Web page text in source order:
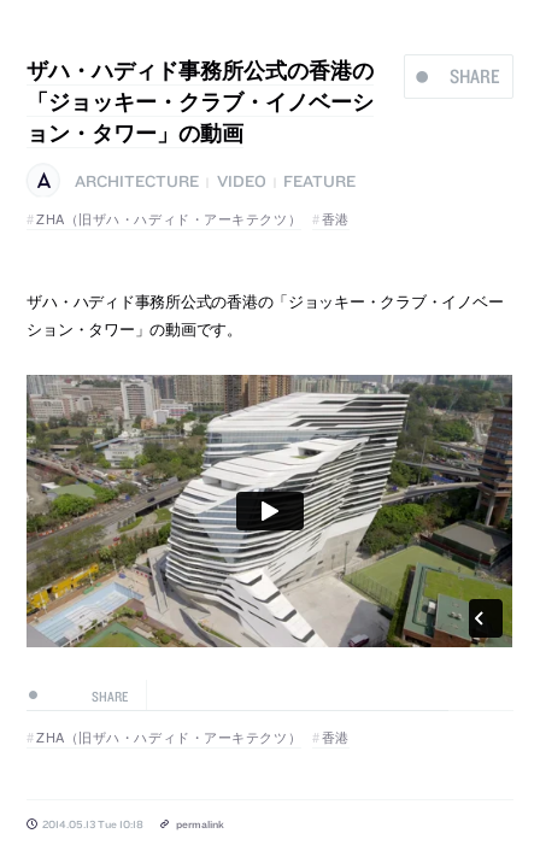
SHARE
ザハ・ハディド事務所公式の香港の
「ジョッキー・クラブ・イノベーシ
ョン・タワー」の動画
ARCHITECTURE VIDEO
FEATURE
ZHA（旧ザハ・ハディド・アーキテクツ）
香港
ザハ・ハディド事務所公式の香港の「ジョッキー・クラブ・イノベー
ション・タワー」の動画です。
SHARE
ZHA（旧ザハ・ハディド・アーキテクツ） 香港
2014.05.13 Tue 10:18 permalink